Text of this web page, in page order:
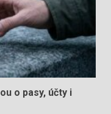
o pasy, účty i